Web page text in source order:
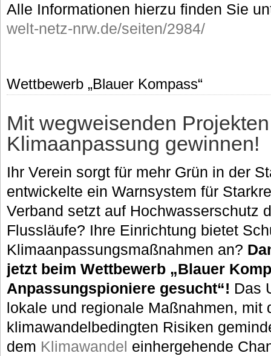
Alle Informationen hierzu finden Sie
welt-netz-nrw.de/seiten/2984/
Wettbewerb „Blauer Kompass“
Mit wegweisenden
Klimaanpassung gewinnen!
Ihr Verein sorgt für mehr Grün in der
entwickelte ein Warnsystem für
Verband setzt auf Hochwasserschutz
Flussläufe? Ihre Einrichtung bietet
Klimaanpassungsmaßnahmen an?
jetzt beim Wettbewerb „Blauer
Anpassungspioniere gesucht“! Das
lokale und regionale Maßnahmen, mit
klimawandelbedingten Risiken
dem Klimawandel einhergehende